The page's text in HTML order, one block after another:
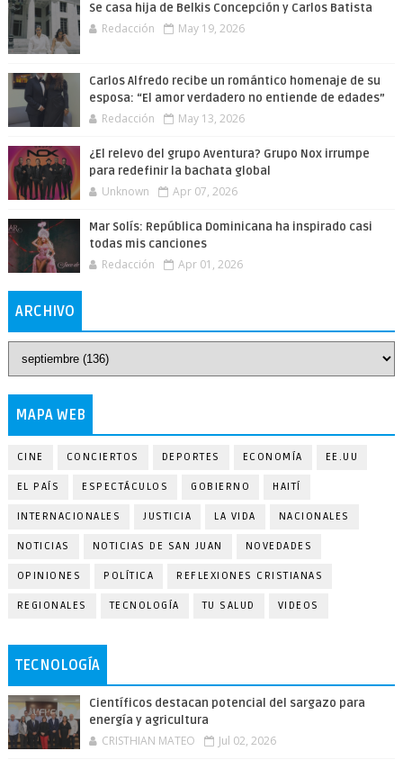
Se casa hija de Belkis Concepción y Carlos Batista
Redacción May 19, 2026
Carlos Alfredo recibe un romántico homenaje de su
esposa: “El amor verdadero no entiende de edades”
Redacción May 13, 2026
¿El relevo del grupo Aventura? Grupo Nox irrumpe
para redefinir la bachata global
Unknown Apr 07, 2026
Mar Solís: República Dominicana ha inspirado casi
todas mis canciones
Redacción Apr 01, 2026
ARCHIVO
MAPA WEB
CINE CONCIERTOS DEPORTES ECONOMÍA EE.UU
EL PAÍS ESPECTÁCULOS GOBIERNO HAITÍ
INTERNACIONALES JUSTICIA LA VIDA NACIONALES
NOTICIAS NOTICIAS DE SAN JUAN NOVEDADES
OPINIONES POLÍTICA REFLEXIONES CRISTIANAS
REGIONALES TECNOLOGÍA TU SALUD VIDEOS
TECNOLOGÍA
Científicos destacan potencial del sargazo para
energía y agricultura
CRISTHIAN MATEO Jul 02, 2026